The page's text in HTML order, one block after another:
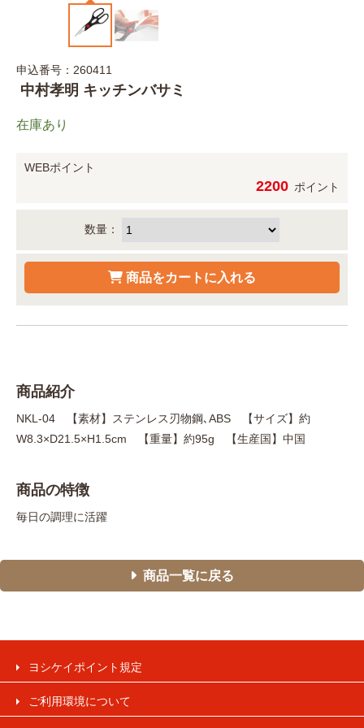
申込番号：260411
中村孝明 キッチンバサミ
在庫あり
WEBポイント
2200 ポイント
数量：
商品紹介
NKL-04 【素材】ステンレス刃物鋼､ABS 【サイズ】約
W8.3×D21.5×H1.5cm 【重量】約95g 【生産国】中国
商品の特徴
毎日の調理に活躍
商品一覧に戻る
ヨシケイポイント規定
ご利用環境について